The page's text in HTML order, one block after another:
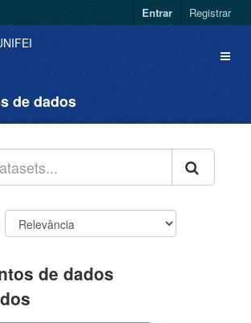
Entrar Registrar
de dados
de dados